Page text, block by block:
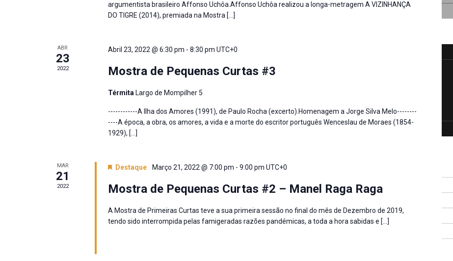
argumentista brasileiro Affonso Uchôa.Affonso Uchôa realizou a longa-metragem A VIZINHANÇA
DO TIGRE (2014), premiada na Mostra […]
ABR
23
2022
Abril 23, 2022 @ 6:30 pm - 8:30 pm UTC+0
Mostra de Pequenas Curtas #3
Térmita Largo de Mompilher 5
------------A Ilha dos Amores (1991), de Paulo Rocha (excerto).Homenagem a Jorge Silva Melo--------
----A época, a obra, os amores, a vida e a morte do escritor português Wenceslau de Moraes (1854-
1929), […]
MAR
21
2022
Destaque Março 21, 2022 @ 7:00 pm - 9:00 pm UTC+0
Mostra de Pequenas Curtas #2 – Manel Raga Raga
A Mostra de Primeiras Curtas teve a sua primeira sessão no final do mês de Dezembro de 2019,
tendo sido interrompida pelas famigeradas razões pandémicas, a toda a hora sabidas e […]